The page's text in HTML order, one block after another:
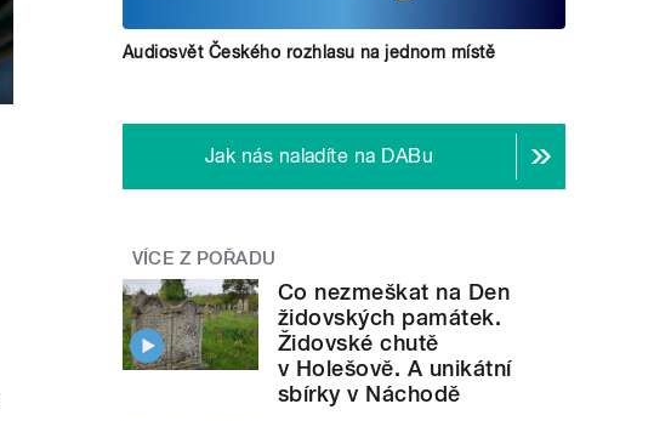
Audiosvět Českého rozhlasu na jednom místě
Jak nás naladíte na DABu
VÍCE Z POŘADU
Co nezmeškat na Den
židovských památek.
Židovské chutě
v Holešově. A unikátní
sbírky v Náchodě